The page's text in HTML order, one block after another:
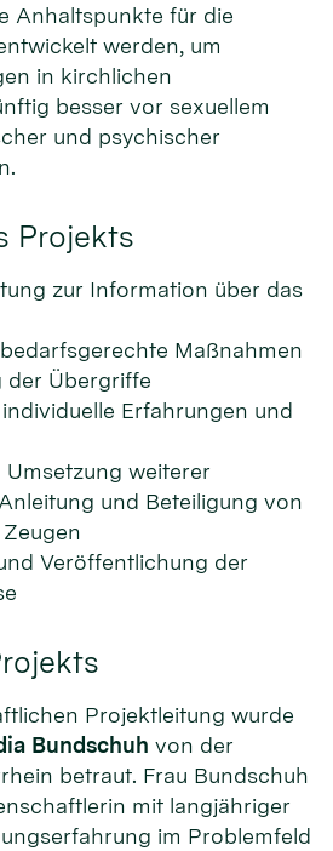
Anhaltspunkte für die
werden, um
in kirchlichen
besser vor sexuellem
und psychischer
Projekts
zur Information über das
Maßnahmen
der Übergriffe
Erfahrungen und
weiterer
und Beteiligung von
Veröffentlichung der
Projektleitung wurde
Bundschuh von der
betraut. Frau Bundschuh
mit langjähriger
im Problemfeld